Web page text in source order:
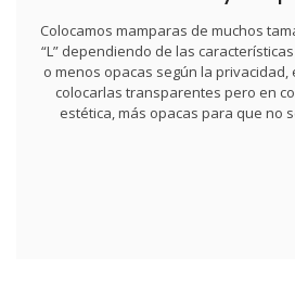
Colocamos mamparas de muchos
“L” dependiendo de las
o menos opacas según la
colocarlas transparentes pero en
estética, más opacas para que no
Colocamos mamparas de muchos
“L” dependiendo de las características
o menos opacas según la privacidad,
colocarlas transparentes pero en
estética, más opacas para que no